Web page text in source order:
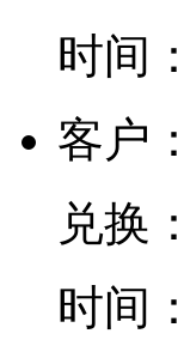
时间：
客户：
兑换：
时间：